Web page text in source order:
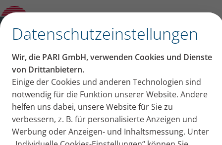
Datenschutzeinstellungen
Wir, die PARI GmbH, verwenden Cookies und Dienste
von Drittanbietern.
Einige der Cookies und anderen Technologien sind
notwendig für die Funktion unserer Website. Andere
helfen uns dabei, unsere Website für Sie zu
verbessern, z. B. für personalisierte Anzeigen und
Werbung oder Anzeigen- und Inhaltsmessung. Unter
Schleim lösen aus Lunge und Bronchien:
Übung 6 „Brust-Dreh-Dehn-Lage“
Schleim lösen aus Lunge
und Bronchien: Übung 6
„Brust-Dreh-Dehn-Lage“
Physiotherapeutin Marlies Ziegler zeigt acht